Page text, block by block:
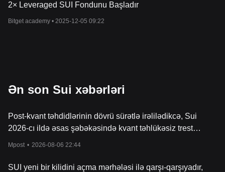
2× Leveraged SUI Fondunu Başladır
Bitget academy • 2025-12-05 09:22
Ən son Sui xəbərləri
Post-kvant təhdidlərinin dövrü sürətlə irəlilədikcə, Sui
2026-cı ildə əsas şəbəkəsində kvant təhlükəsiz trest
Mpost • 2026-08-06 22:44
SUI yeni bir kilidini açma mərhələsi ilə qarşı-qarşıyadır,